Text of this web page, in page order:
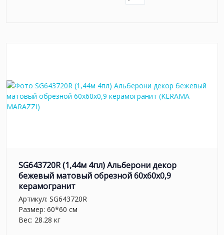
SG643720R (1,44м 4пл) Альберони декор
бежевый матовый обрезной 60x60x0,9
керамогранит
Артикул: SG643720R
Размер: 60*60 см
Вес: 28.28 кг